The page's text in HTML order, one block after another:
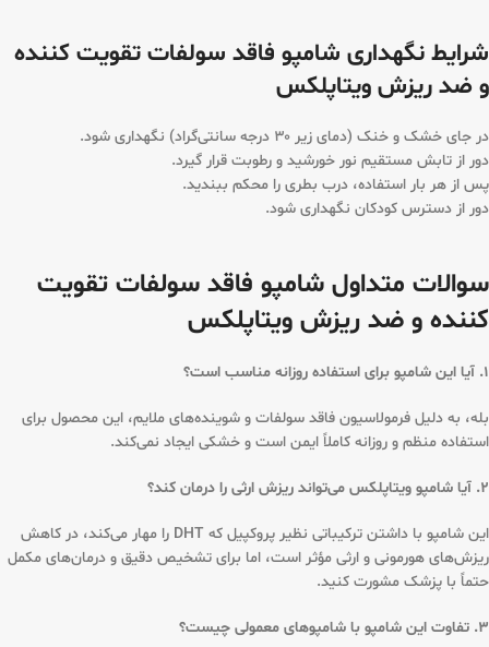
شرایط نگهداری شامپو فاقد سولفات تقویت کننده
و ضد ریزش ویتاپلکس
در جای خشک و خنک (دمای زیر ۳۰ درجه سانتی‌گراد) نگهداری شود.
دور از تابش مستقیم نور خورشید و رطوبت قرار گیرد.
پس از هر بار استفاده، درب بطری را محکم ببندید.
دور از دسترس کودکان نگهداری شود.
سوالات متداول شامپو فاقد سولفات تقویت
کننده و ضد ریزش ویتاپلکس
۱. آیا این شامپو برای استفاده روزانه مناسب است؟
بله، به دلیل فرمولاسیون فاقد سولفات و شوینده‌های ملایم، این محصول برای
استفاده منظم و روزانه کاملاً ایمن است و خشکی ایجاد نمی‌کند.
۲. آیا شامپو ویتاپلکس می‌تواند ریزش ارثی را درمان کند؟
این شامپو با داشتن ترکیباتی نظیر پروکپیل که DHT را مهار می‌کند، در کاهش
ریزش‌های هورمونی و ارثی مؤثر است، اما برای تشخیص دقیق و درمان‌های مکمل
حتماً با پزشک مشورت کنید.
۳. تفاوت این شامپو با شامپوهای معمولی چیست؟